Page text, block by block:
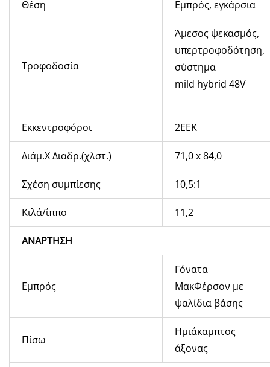
Θέση Εμπρός, εγκάρσια
Τροφοδοσία
Άμεσος ψεκασμός,
υπερτροφοδότηση,
σύστημα
mild hybrid 48V
Εκκεντροφόροι 2ΕΕΚ
Διάμ.X Διαδρ.(χλστ.) 71,0x84,0
Σχέση συμπίεσης 10,5:1
Κιλά/ίππο 11,2
ΑΝΑΡΤΗΣΗ
Εμπρός
Γόνατα
ΜακΦέρσον με
ψαλίδια βάσης
Πίσω
Ημιάκαμπτος
άξονας